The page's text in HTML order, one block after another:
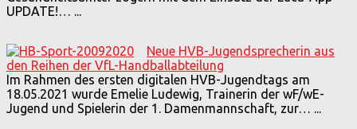
UPDATE!… ...
Neue HVB-Jugendsprecherin aus
den Reihen der VfL-Handballabteilung
Im Rahmen des ersten digitalen HVB-Jugendtags am
18.05.2021 wurde Emelie Ludewig, Trainerin der wF/wE-
Jugend und Spielerin der 1. Damenmannschaft, zur… ...